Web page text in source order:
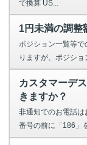
で換算 US...
1円未満の調整
ポジション一覧等
りますが、ポジシ
カスタマーデ
きますか？
非通知でのお電話
番号の前に「186」